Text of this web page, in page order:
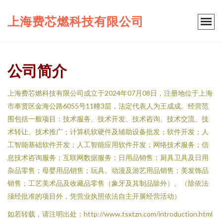
上海费芯燃科技有限公司
公司简介
上海费芯燃科技有限公司成立于2024年07月08日，注册地位于上海
市奉贤区金海公路6055号11幢3层，法定代表人为王成成。经营范
围包括一般项目：技术服务、技术开发、技术咨询、技术交流、技
术转让、技术推广；计算机软硬件及辅助设备批发；软件开发；人
工智能基础软件开发；人工智能应用软件开发；网络技术服务；信
息技术咨询服务；互联网数据服务；日用品销售；厨具卫具及日用
杂品零售；母婴用品销售；玩具、动漫及游艺用品销售；美发饰品
销售；工艺美术品及收藏品零售（象牙及其制品除外）。（除依法
须经批准的项目外，凭营业执照依法自主开展经营活动）
如若转载，请注明出处：http://www.tsxtzn.com/introduction.html